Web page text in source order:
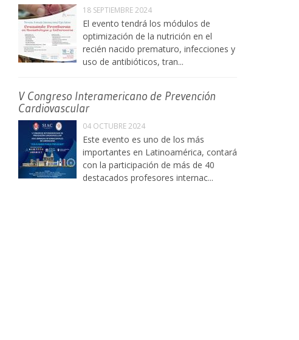
18 SEPTIEMBRE 2024
El evento tendrá los módulos de
optimización de la nutrición en el
recién nacido prematuro, infecciones y
uso de antibióticos, tran...
V Congreso Interamericano de Prevención
Cardiovascular
04 OCTUBRE 2024
Este evento es uno de los más
importantes en Latinoamérica, contará
con la participación de más de 40
destacados profesores internac...